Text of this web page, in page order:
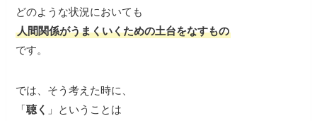
どのような状況においても
人間関係がうまくいくための土台をなすもの
です。
では、そう考えた時に、
「聴く 」ということは